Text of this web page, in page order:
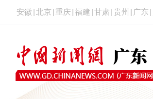
安徽 北京 重庆 福建 甘肃 贵州 广东